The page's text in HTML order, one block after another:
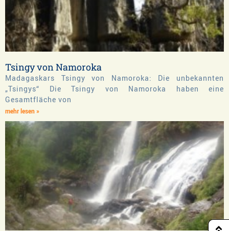
Tsingy von Namoroka
Madagaskars Tsingy von Namoroka: Die unbekannten
„Tsingys“ Die Tsingy von Namoroka haben eine
Gesamtfläche von
mehr lesen »